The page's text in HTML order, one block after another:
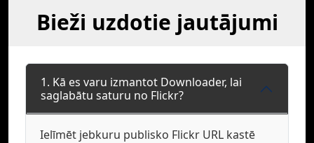
Bieži uzdotie jautājumi
1. Kā es varu izmantot Downloader, lai
saglabātu saturu no Flickr?
Ielīmēt jebkuru publisko Flickr URL kastē